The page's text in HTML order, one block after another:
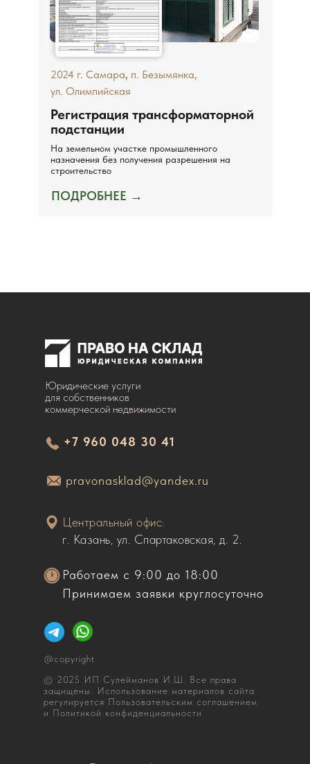
ПОДРОБНЕЕ →
Регистрация трансформаторной
подстанции
На земельном участке промышленного
назначения без получения разрешения на
строительство
2024 г. Самара, п. Безымянка,
ул. Олимпийская
Юридические услуги
для собственников
коммерческой недвижимости
+7 960 048 30 41
@copyright
© 2025 ИП Сулейманов И.Ш. Все права
защищены. Использование материалов сайта
регулируется Пользовательским соглашением
и Политикой конфиденциальности
pravonasklad@yandex.ru
Работаем с 9:00 до 18:00
Принимаем заявки круглосуточно
Центральный офис:
г. Казань, ул. Спартаковская, д. 2.